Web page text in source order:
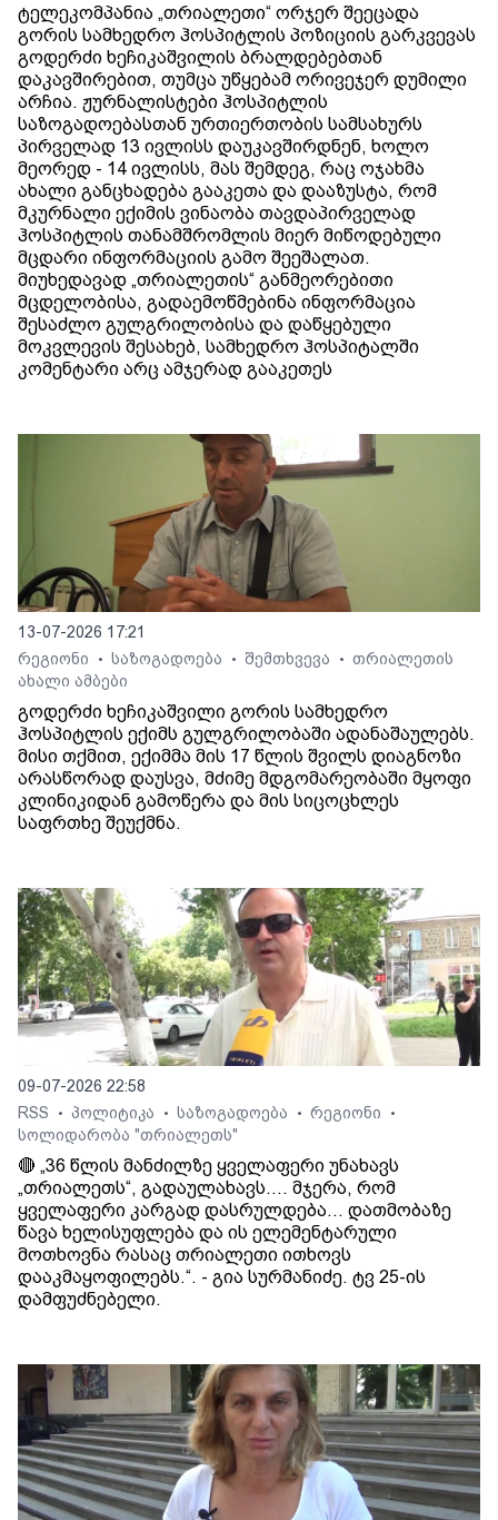
ტელეკომპანია „თრიალეთი“ ორჯერ შეეცადა
გორის სამხედრო ჰოსპიტლის პოზიციის გარკვევას
გოდერძი ხეჩიკაშვილის ბრალდებებთან
დაკავშირებით, თუმცა უწყებამ ორივეჯერ დუმილი
არჩია. ჟურნალისტები ჰოსპიტლის
საზოგადოებასთან ურთიერთობის სამსახურს
პირველად 13 ივლისს დაუკავშირდნენ, ხოლო
მეორედ - 14 ივლისს, მას შემდეგ, რაც ოჯახმა
ახალი განცხადება გააკეთა და დააზუსტა, რომ
მკურნალი ექიმის ვინაობა თავდაპირველად
ჰოსპიტლის თანამშრომლის მიერ მიწოდებული
მცდარი ინფორმაციის გამო შეეშალათ.
მიუხედავად „თრიალეთის“ განმეორებითი
მცდელობისა, გადაემოწმებინა ინფორმაცია
შესაძლო გულგრილობისა და დაწყებული
მოკვლევის შესახებ, სამხედრო ჰოსპიტალში
კომენტარი არც ამჯერად გააკეთეს
13-07-2026 17:21
რეგიონი
• საზოგადოება • შემთხვევა • თრიალეთის
ახალი ამბები
გოდერძი ხეჩიკაშვილი გორის სამხედრო
ჰოსპიტლის ექიმს გულგრილობაში ადანაშაულებს.
მისი თქმით, ექიმმა მის 17 წლის შვილს დიაგნოზი
არასწორად დაუსვა, მძიმე მდგომარეობაში მყოფი
კლინიკიდან გამოწერა და მის სიცოცხლეს
საფრთხე შეუქმნა.
09-07-2026 22:58
RSS
• პოლიტიკა • საზოგადოება • რეგიონი •
სოლიდარობა "თრიალეთს"
🔴 „36 წლის მანძილზე ყველაფერი უნახავს
„თრიალეთს“, გადაულახავს.... მჯერა, რომ
ყველაფერი კარგად დასრულდება... დათმობაზე
წავა ხელისუფლება და ის ელემენტარული
მოთხოვნა რასაც თრიალეთი ითხოვს
დააკმაყოფილებს.“. - გია სურმანიძე. ტვ 25-ის
დამფუძნებელი.